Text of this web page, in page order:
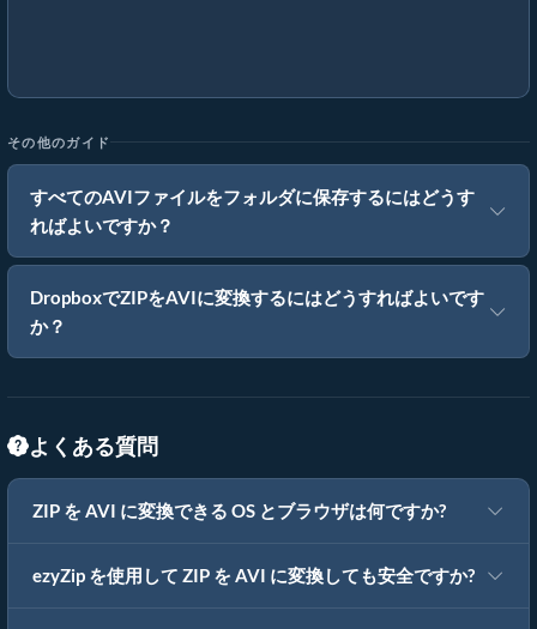
その他のガイド
すべてのAVIファイルをフォルダに保存するにはどうす
ればよいですか？
DropboxでZIPをAVIに変換するにはどうすればよいです
か？
よくある質問
ZIP を AVI に変換できる OS とブラウザは何ですか?
ezyZip を使用して ZIP を AVI に変換しても安全ですか?